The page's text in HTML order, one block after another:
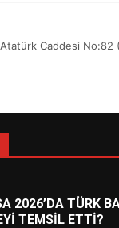
Caddesi No:82
YÖNETİM NASIL
GEÇİYOR:
2026’DA TÜRK
TEMSİL ETTİ?